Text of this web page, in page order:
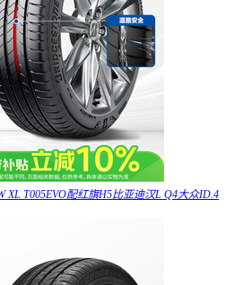
XL T005EVO配红旗H5比亚迪汉L Q4大众ID.4